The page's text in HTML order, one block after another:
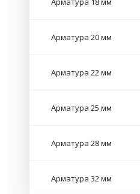
Арматура 20 мм
Арматура 22 мм
Арматура 25 мм
Арматура 28 мм
Арматура 32 мм